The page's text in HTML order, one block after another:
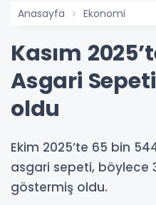
Anasayfa Ekonomi
Kasım
Asgari
oldu
Ekim 2025’te 65 bin
asgari sepeti, böylece
göstermiş oldu.